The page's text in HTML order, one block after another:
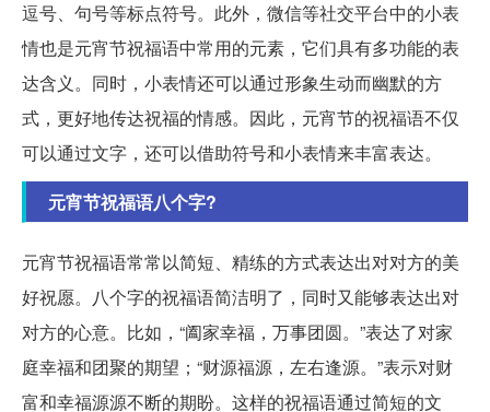
逗号、句号等标点符号。此外，微信等社交平台中的小表
情也是元宵节祝福语中常用的元素，它们具有多功能的表
达含义。同时，小表情还可以通过形象生动而幽默的方
式，更好地传达祝福的情感。因此，元宵节的祝福语不仅
可以通过文字，还可以借助符号和小表情来丰富表达。
元宵节祝福语八个字?
元宵节祝福语常常以简短、精练的方式表达出对对方的美
好祝愿。八个字的祝福语简洁明了，同时又能够表达出对
对方的心意。比如，“阖家幸福，万事团圆。”表达了对家
庭幸福和团聚的期望；“财源福源，左右逢源。”表示对财
富和幸福源源不断的期盼。这样的祝福语通过简短的文